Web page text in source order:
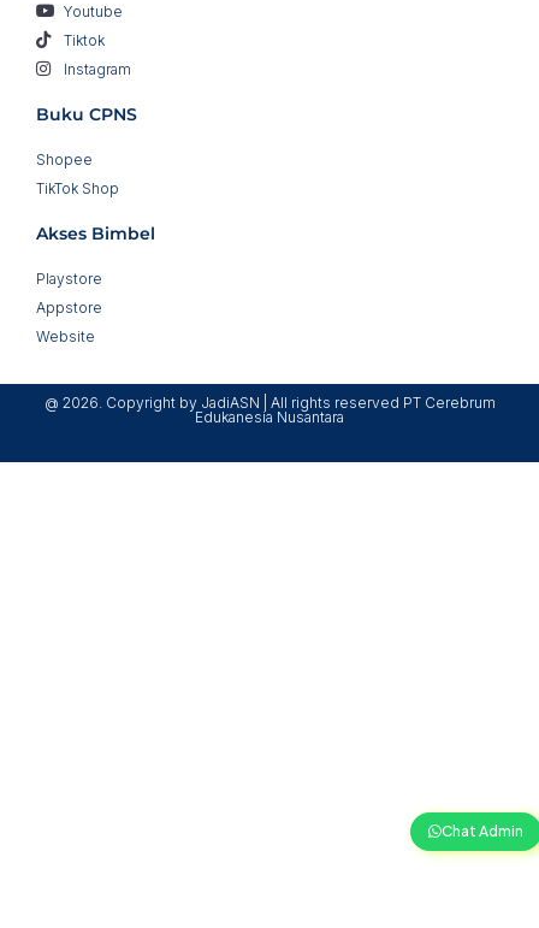
Youtube
Tiktok
Instagram
Buku CPNS
Shopee
TikTok Shop
Akses Bimbel
Playstore
Appstore
Website
@ 2026. Copyright by JadiASN | All rights reserved PT Cerebrum
Edukanesia Nusantara
Chat Admin